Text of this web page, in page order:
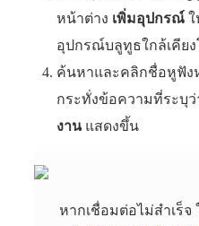
หน้าต่าง เพิ่มอุปกรณ์
อุปกรณ์บลูทูธใกล้เคีย
ค้นหาและคลิกชื่อหูฟัง
กระทั่งข้อความที่ระบุว่
งานแสดงขึ้น
หากเชื่อมต่อไม่สำเร็